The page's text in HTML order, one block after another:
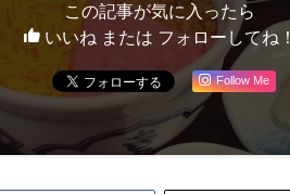
この記事が気に入ったら
いいね または フォローしてね！
Follow Me